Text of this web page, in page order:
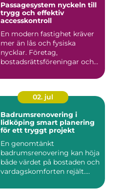
Passagesystem nyckeln till
trygg och effektiv
accesskontroll
En modern fastighet kräver
mer än lås och fysiska
nycklar. Företag,
bostadsrättsföreningar och
02. jul
Badrumsrenovering i
lidköping smart planering
för ett tryggt projekt
En genomtänkt
badrumsrenovering kan höja
både värdet på bostaden och
vardagskomforten rejält.